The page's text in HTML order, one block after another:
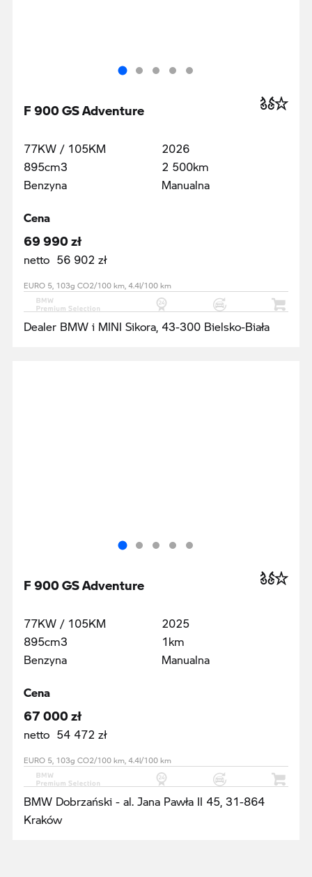
F 900 GS Adventure
77KW / 105KM
895cm3
Benzyna
2026
2 500km
Manualna
Cena
69 990 zł
netto 56 902 zł
EURO 5, 103g CO2/100 km, 4.4l/100 km
Dealer BMW i MINI Sikora, 43-300 Bielsko-Biała
F 900 GS Adventure
77KW / 105KM
895cm3
Benzyna
2025
1km
Manualna
Cena
67 000 zł
netto 54 472 zł
EURO 5, 103g CO2/100 km, 4.4l/100 km
BMW Dobrzański - al. Jana Pawła II 45, 31-864
Kraków